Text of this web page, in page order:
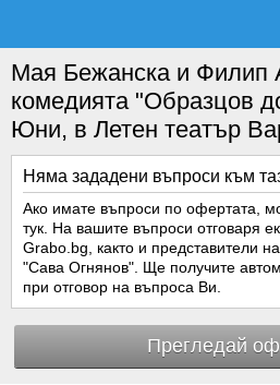
Мая Бежанска и Филип
комедията "Образцов
Юни, в Летен театър
Няма зададени въпроси към
Ако имате въпроси по офертата,
тук. На вашите въпроси отговаря
Grabo.bg, както и представители
"Сава Огнянов". Ще получите
при отговор на въпроса Ви.
Прегледай